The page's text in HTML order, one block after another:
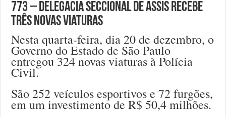
773 – Delegacia Seccional de Assis recebe
três novas viaturas
Nesta quarta-feira, dia 20 de dezembro, o
Governo do Estado de São Paulo
entregou 324 novas viaturas à Polícia
Civil.
São 252 veículos esportivos e 72 furgões,
em um investimento de R$ 50,4 milhões.